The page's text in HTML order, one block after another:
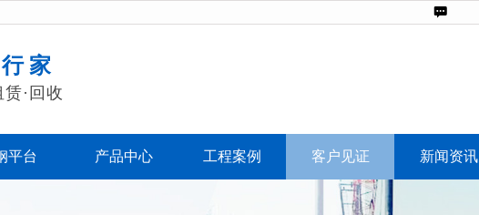
家
赁·回收
平台 产品中心 工程案例 客户见证 新闻资讯